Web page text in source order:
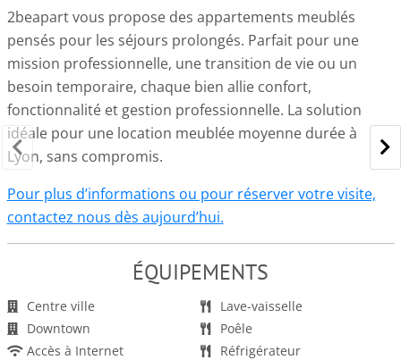
2beapart vous propose des appartements meublés
pensés pour les séjours prolongés. Parfait pour une
mission professionnelle, une transition de vie ou un
besoin temporaire, chaque bien allie confort,
fonctionnalité et gestion professionnelle. La solution
idéale pour une location meublée moyenne durée à
Lyon, sans compromis.
Pour plus d’informations ou pour réserver votre visite,
contactez nous dès aujourd’hui.
ÉQUIPEMENTS
Centre ville
Downtown
Accès à Internet
Lave-vaisselle
Poêle
Réfrigérateur